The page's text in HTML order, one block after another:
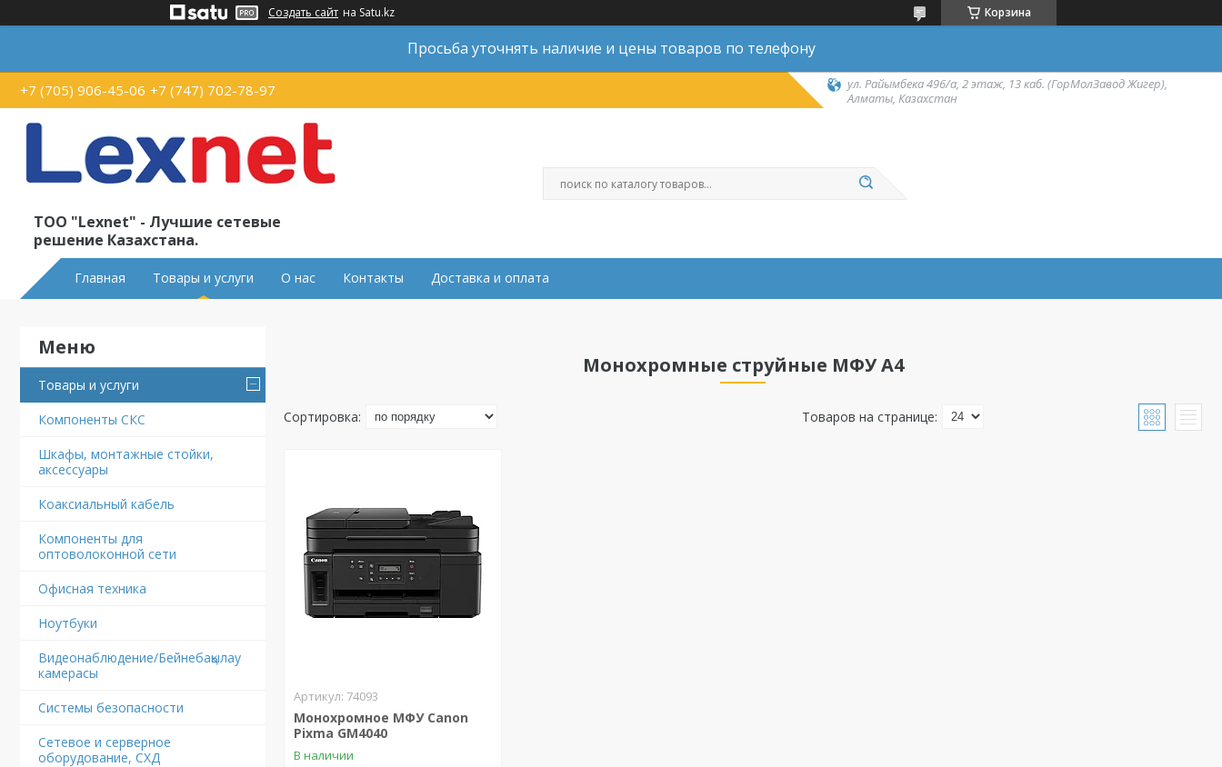
Создать сайт на Satu.kz Корзина
Просьба уточнять наличие и цены товаров по телефону
+7 (705) 906-45-06 +7 (747) 702-78-97
ул. Райымбека 496/а, 2 этаж, 13 каб. (ГорМолЗавод Жигер),
Алматы, Казахстан
ТОО "Lexnet" - Лучшие сетевые
решение Казахстана.
Главная Товары и услуги О нас Контакты Доставка и оплата
Товары и услуги
Компоненты СКС
Шкафы, монтажные стойки,
аксессуары
Коаксиальный кабель
Компоненты для
оптоволоконной сети
Офисная техника
Ноутбуки
Видеонаблюдение/Бейнебақылау
камерасы
Системы безопасности
Сетевое и серверное
оборудование, СХД
Монохромные струйные МФУ А4
74093
Монохромное МФУ Canon
Pixma GM4040
В наличии